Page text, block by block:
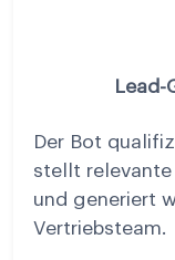
Lead-
Der Bot
stellt
und generiert
Vertriebsteam.